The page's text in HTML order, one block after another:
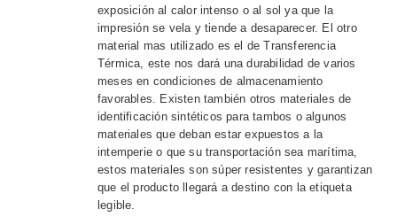
exposición al calor intenso o al sol ya que la
impresión se vela y tiende a desaparecer. El otro
material mas utilizado es el de Transferencia
Térmica, este nos dará una durabilidad de varios
meses en condiciones de almacenamiento
favorables. Existen también otros materiales de
identificación sintéticos para tambos o algunos
materiales que deban estar expuestos a la
intemperie o que su transportación sea marítima,
estos materiales son súper resistentes y garantizan
que el producto llegará a destino con la etiqueta
legible.